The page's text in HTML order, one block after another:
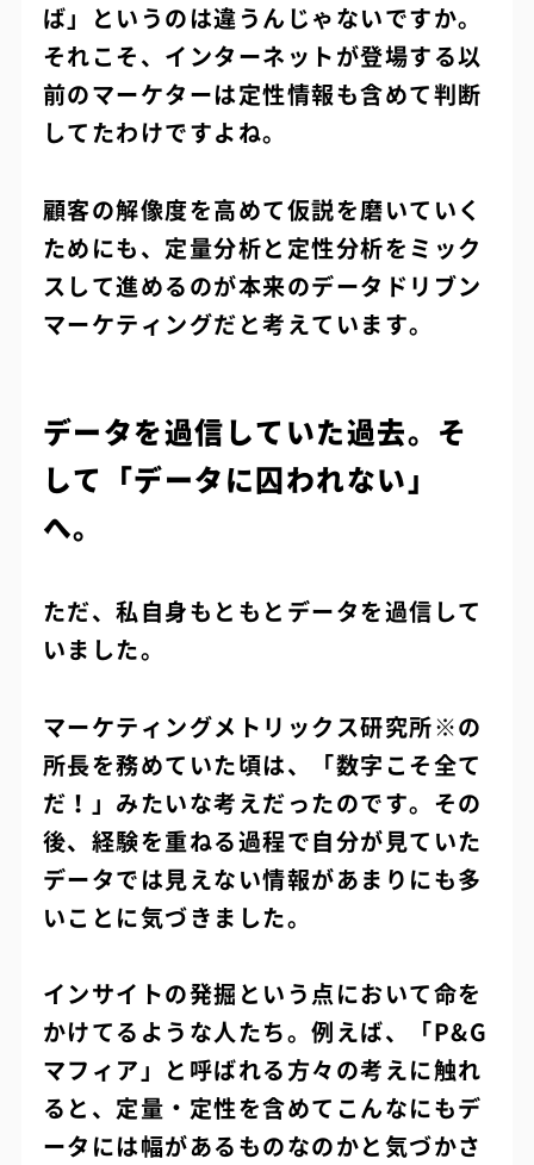
ば」というのは違うんじゃないですか。
それこそ、インターネットが登場する以
前のマーケターは定性情報も含めて判断
してたわけですよね。
顧客の解像度を高めて仮説を磨いていく
ためにも、定量分析と定性分析をミック
スして進めるのが本来のデータドリブン
マーケティングだと考えています。
データを過信していた過去。そ
して「データに囚われない」
へ。
ただ、私自身もともとデータを過信して
いました。
マーケティングメトリックス研究所※の
所長を務めていた頃は、「数字こそ全て
だ！」みたいな考えだったのです。その
後、経験を重ねる過程で自分が見ていた
データでは見えない情報があまりにも多
いことに気づきました。
インサイトの発掘という点において命を
かけてるような人たち。例えば、「P&G
マフィア」と呼ばれる方々の考えに触れ
ると、定量・定性を含めてこんなにもデ
ータには幅があるものなのかと気づかさ